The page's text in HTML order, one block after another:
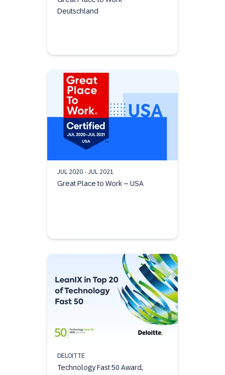
Deutschland
JUL 2020 - JUL 2021
Great Place to Work – USA
DELOITTE
Technology Fast 50 Award,